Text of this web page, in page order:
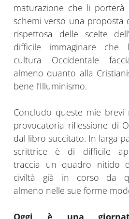
maturazione che li
schemi verso una proposta
rispettosa delle scelte
difficile immaginare che
cultura Occidentale
almeno quanto alla
bene l’Illuminismo.
Concludo queste mie brevi
provocatoria riflessione di
dal libro succitato. In larga
scrittrice è di difficile
traccia un quadro nitido
civiltà già in corso da
almeno nelle sue forme
Oggi è una